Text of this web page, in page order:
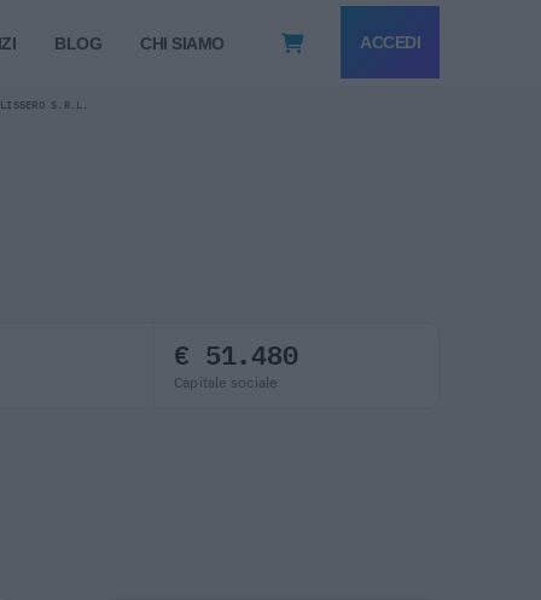
BLOG CHI SIAMO ACCEDI
S.R.L.
€ 51.480
Capitale sociale